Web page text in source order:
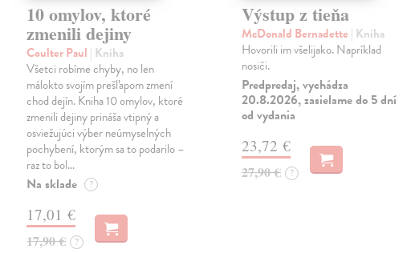
10 omylov, ktoré
zmenili dejiny
Coulter Paul | Kniha
Všetci robíme chyby, no len
málokto svojím prešľapom zmení
chod dejín. Kniha 10 omylov, ktoré
zmenili dejiny prináša vtipný a
osviežujúci výber neúmyselných
pochybení, ktorým sa to podarilo –
raz to bol…
Na sklade ?
17,01 €
17,90 € ?
Výstup z tieňa
McDonald Bernadette | Kniha
Hovorili im všelijako. Napríklad
nosiči.
Predpredaj, vychádza
20.8.2026, zasielame do 5 dní
od vydania
23,72 €
27,90 € ?